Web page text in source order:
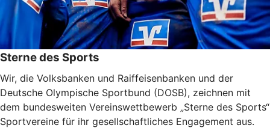
Sterne des Sports
Wir, die Volksbanken und Raiffeisenbanken und der
Deutsche Olympische Sportbund (DOSB), zeichnen mit
dem bundesweiten Vereinswettbewerb „Sterne des Sports“
Sportvereine für ihr gesellschaftliches Engagement aus.